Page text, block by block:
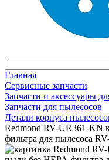
Главная
Сервисные запчасти
Запчасти и аксессуары
Запчасти для пылесосов
Детали корпуса
Redmond RV-UR361-KN
фильтра для пылесоса